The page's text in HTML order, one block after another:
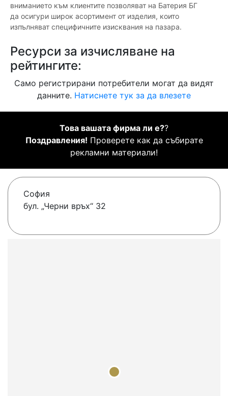
вниманието към клиентите позволяват на Батерия БГ
да осигури широк асортимент от изделия, които
изпълняват специфичните изисквания на пазара.
Ресурси за изчисляване на
рейтингите:
Само регистрирани потребители могат да видят
данните. Натиснете тук за да влезете
Това вашата фирма ли е??
Поздравления! Проверете как да събирате
рекламни материали!
София
бул. „Черни връх“ 32